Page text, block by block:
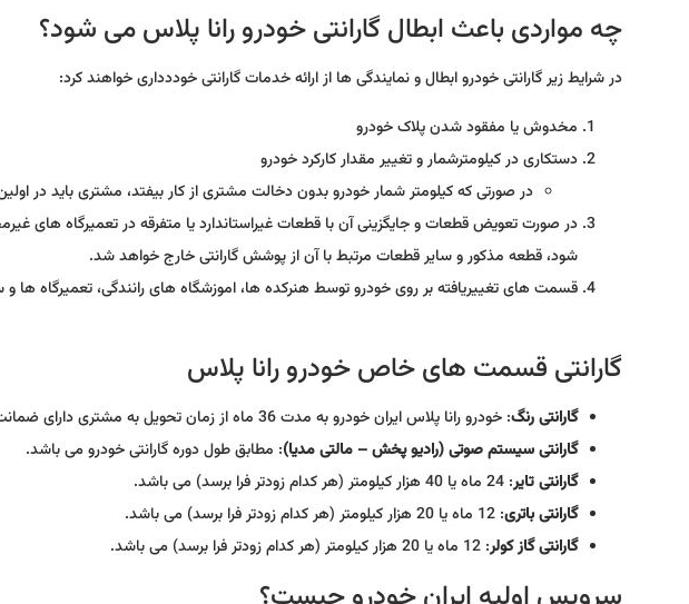
چه مواردی باعث ابطال گارانتی خودرو رانا پلاس می شود؟
در شرایط زیر گارانتی خودرو ابطال و نمایندگی ها از ارائه خدمات گارانتی خوددداری خواهند کرد:
مخدوش یا مفقود شدن پلاک خودرو
دستکاری در کیلومترشمار و تغییر مقدار کارکرد خودرو
در صورتی که کیلومتر شمار خودرو بدون دخالت مشتری از کار بیفتد، مشتری باید در
در صورت تعویض قطعات و جایگزینی آن با قطعات غیراستاندارد یا متفرقه در تعمیرگاه های
شود، قطعه مذکور و سایر قطعات مرتبط با آن از پوشش گارانتی خارج خواهد شد.
قسمت های تغییریافته بر روی خودرو توسط هنرکده ها، اموزشگاه های رانندگی، تعمیرگاه ها و
گارانتی قسمت های خاص خودرو رانا پلاس
گارانتی رنگ: خودرو رانا پلاس ایران خودرو به مدت 36 ماه از زمان تحویل به مشتری دارای ضمانت رنگ و بدنه می باشد.
گارانتی سیستم صوتی (رادیو پخش – مالتی مدیا): مطابق طول دوره گارانتی خودرو می باشد.
گارانتی تایر: 24 ماه یا 40 هزار کیلومتر (هر کدام زودتر فرا برسد) می باشد.
گارانتی باتری: 12 ماه یا 20 هزار کیلومتر (هر کدام زودتر فرا برسد) می باشد.
گارانتی گاز کولر: 12 ماه یا 20 هزار کیلومتر (هر کدام زودتر فرا برسد) می باشد.